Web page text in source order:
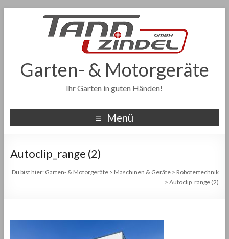
Garten- & Motorgeräte
Ihr Garten in guten Händen!
Menü
Autoclip_range (2)
Du bist hier: Garten- & Motorgeräte > Maschinen & Geräte > Robotertechnik
>Autoclip_range (2)